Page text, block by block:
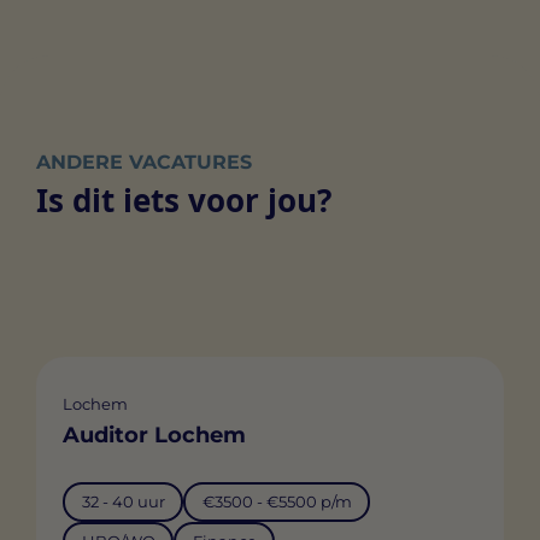
ANDERE VACATURES
Is dit iets voor jou?
Lochem
Auditor Lochem
32 - 40 uur €3500 - €5500 p/m